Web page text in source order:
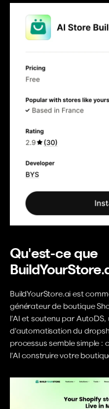
Qu'est-ce que
BuildYourStore.ai est
générateur de boutique
l'AI et soutenu par
d'automatisation du
processus semble simple :
l'AI construire votre